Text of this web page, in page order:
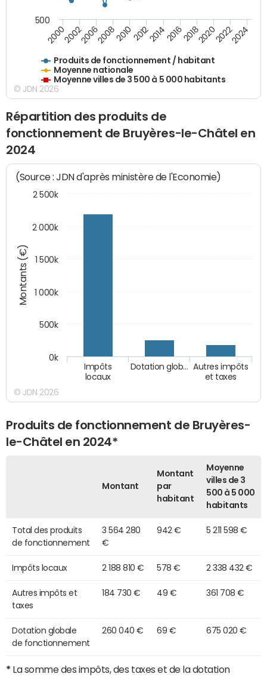
Produits de fonctionnement / habitant
Moyenne nationale
Moyenne villes de 3 500 à 5 000 habitants
200020022006200820102012201420162018202020222024
500
© JDN 2026
Répartition des produits de
fonctionnement de Bruyères-le-Châtel en
2024
Montants (€)
(Source : JDN d'après ministère de l'Economie)
Autres impôts
et taxes
Dotation glob…
Impôts
locaux
0k
500k
1 000k
1 500k
2 000k
2 500k
© JDN 2026
Produits de fonctionnement de Bruyères-
le-Châtel en 2024*
Montant
Montant
par
habitant
Moyenne
villes de 3
500 à 5 000
habitants
Total des produits
de fonctionnement
3 564 280
€
942 € 5 211 598 €
Impôts locaux 2 188 810 € 578 € 2 338 432 €
Autres impôts et
taxes
184 730 € 49 € 361 708 €
Dotation globale
de fonctionnement
260 040 € 69 € 675 020 €
* La somme des impôts, des taxes et de la dotation